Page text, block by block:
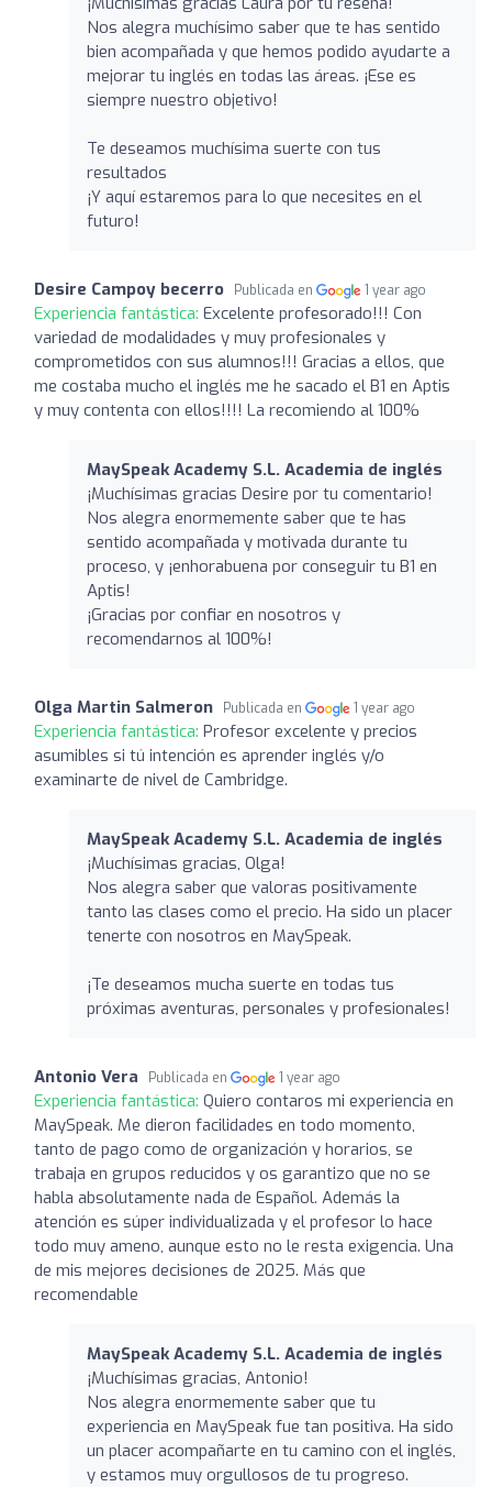
Nos alegra muchísimo saber que te has sentido
bien acompañada y que hemos podido ayudarte a
mejorar tu inglés en todas las áreas. ¡Ese es
siempre nuestro objetivo!
Te deseamos muchísima suerte con tus
resultados
¡Y aquí estaremos para lo que necesites en el
futuro!
Desire Campoy becerro Publicada en 1 year ago
Experiencia fantástica: Excelente profesorado!!! Con
variedad de modalidades y muy profesionales y
comprometidos con sus alumnos!!! Gracias a ellos, que
me costaba mucho el inglés me he sacado el B1 en Aptis
y muy contenta con ellos!!!! La recomiendo al 100%
MaySpeak Academy S.L. Academia de inglés
¡Muchísimas gracias Desire por tu comentario!
Nos alegra enormemente saber que te has
sentido acompañada y motivada durante tu
proceso, y ¡enhorabuena por conseguir tu B1 en
Aptis!
¡Gracias por confiar en nosotros y
recomendarnos al 100%!
Olga Martin Salmeron Publicada en 1 year ago
Experiencia fantástica: Profesor excelente y precios
asumibles si tú intención es aprender inglés y/o
examinarte de nivel de Cambridge.
MaySpeak Academy S.L. Academia de inglés
¡Muchísimas gracias, Olga!
Nos alegra saber que valoras positivamente
tanto las clases como el precio. Ha sido un placer
tenerte con nosotros en MaySpeak.
¡Te deseamos mucha suerte en todas tus
próximas aventuras, personales y profesionales!
Antonio Vera Publicada en 1 year ago
Experiencia fantástica: Quiero contaros mi experiencia en
MaySpeak. Me dieron facilidades en todo momento,
tanto de pago como de organización y horarios, se
trabaja en grupos reducidos y os garantizo que no se
habla absolutamente nada de Español. Además la
atención es súper individualizada y el profesor lo hace
todo muy ameno, aunque esto no le resta exigencia. Una
de mis mejores decisiones de 2025. Más que
recomendable
MaySpeak Academy S.L. Academia de inglés
¡Muchísimas gracias, Antonio!
Nos alegra enormemente saber que tu
experiencia en MaySpeak fue tan positiva. Ha sido
un placer acompañarte en tu camino con el inglés,
y estamos muy orgullosos de tu progreso.